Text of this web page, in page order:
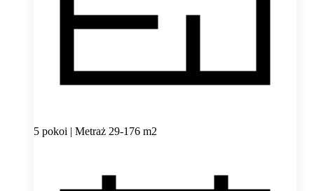
5 pokoi | Metraż 29-176 m2